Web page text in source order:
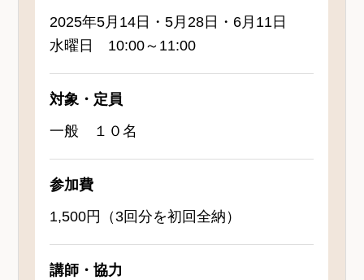
2025年5月14日・5月28日・6月11日
水曜日 10:00～11:00
対象・定員
一般 １０名
参加費
1,500円（3回分を初回全納）
講師・協力